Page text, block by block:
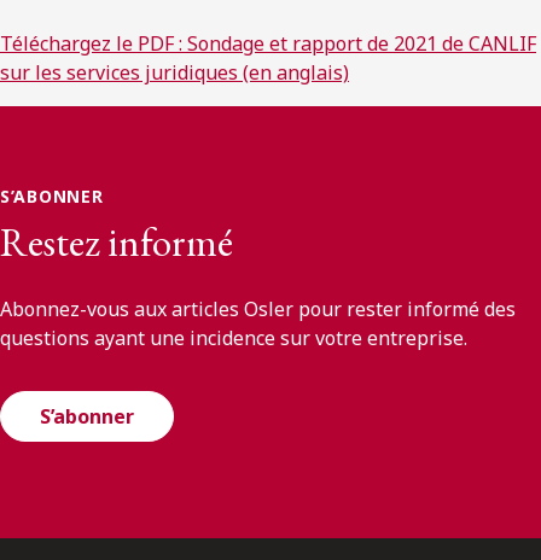
Téléchargez le PDF : Sondage et rapport de 2021 de CANLIF
sur les services juridiques (en anglais)
S’ABONNER
Restez informé
Abonnez-vous aux articles Osler pour rester informé des
questions ayant une incidence sur votre entreprise.
S’abonner